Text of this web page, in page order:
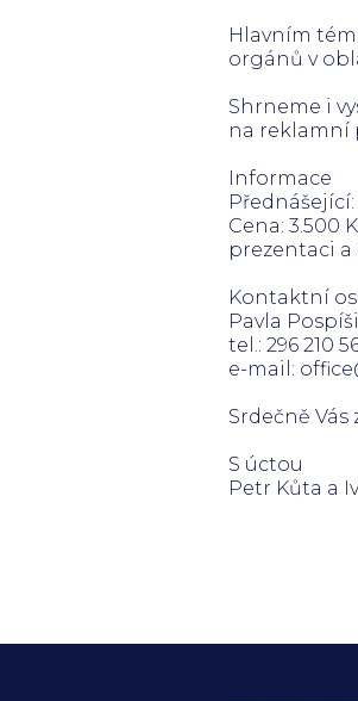
Hlavním
orgánů v
Shrneme i
na reklamní
Informace
Cena: 3.500
prezentaci
Kontaktní
Pavla
tel.: 296 210
e-mail:
Srdečně Vás
S úctou
Petr Kůta a